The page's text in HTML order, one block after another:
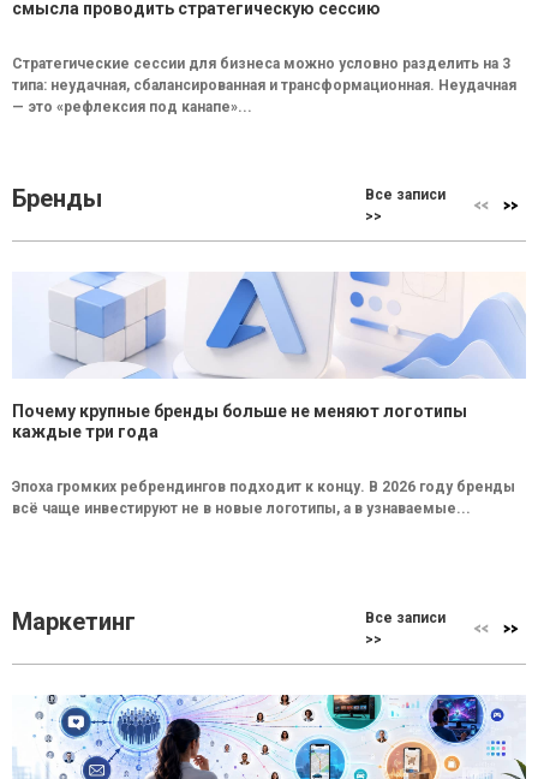
смысла проводить стратегическую сессию
Стратегические сессии для бизнеса можно условно разделить на 3
типа: неудачная, сбалансированная и трансформационная. Неудачная
— это «рефлексия под канапе»...
Бренды
Все записи
>>
Почему крупные бренды больше не меняют логотипы
каждые три года
Эпоха громких ребрендингов подходит к концу. В 2026 году бренды
всё чаще инвестируют не в новые логотипы, а в узнаваемые...
Маркетинг
Все записи
>>